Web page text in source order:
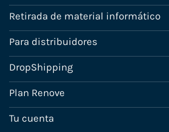
Retirada de material informático
Para distribuidores
DropShipping
Plan Renove
Tu cuenta